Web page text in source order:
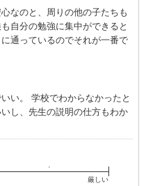
なのと、周りの他の子たちも
自分の勉強に集中ができると
通っているのでそれが一番で
い。 学校でわからなかったと
し、先生の説明の仕方もわか
厳しい